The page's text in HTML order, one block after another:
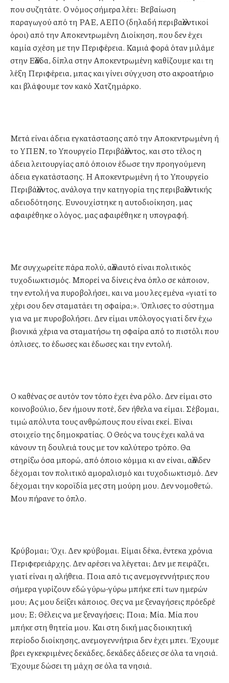
που συζητάτε. Ο νόμος σήμερα λέει: Βεβαίωση
παραγωγού από τη ΡΑΕ, ΑΕΠΟ (δηλαδή περιβαλλοντικοί
όροι) από την Αποκεντρωμένη Διοίκηση, που δεν έχει
καμία σχέση με την Περιφέρεια. Καμιά φορά όταν μιλάμε
στην Ελλάδα, δίπλα στην Αποκεντρωμένη καθίζουμε και τη
λέξη Περιφέρεια, μπας και γίνει σύγχυση στο ακροατήριο
και βλάψουμε τον κακό Χατζημάρκο.
Μετά είναι άδεια εγκατάστασης από την Αποκεντρωμένη ή
το ΥΠΕΝ, το Υπουργείο Περιβάλλοντος, και στο τέλος η
άδεια λειτουργίας από όποιον έδωσε την προηγούμενη
άδεια εγκατάστασης. Η Αποκεντρωμένη ή το Υπουργείο
Περιβάλλοντος, ανάλογα την κατηγορία της περιβαλλοντικής
αδειοδότησης. Ευνουχίστηκε η αυτοδιοίκηση, μας
αφαιρέθηκε ο λόγος, μας αφαιρέθηκε η υπογραφή.
Με συγχωρείτε πάρα πολύ, αλλά αυτό είναι πολιτικός
τυχοδιωκτισμός. Μπορεί να δίνεις ένα όπλο σε κάποιον,
την εντολή να πυροβολήσει, και να μου λες εμένα «γιατί το
χέρι σου δεν σταματάει τη σφαίρα;». Όπλισες το σύστημα
για να με πυροβολήσει. Δεν είμαι υπόλογος γιατί δεν έχω
βιονικά χέρια να σταματήσω τη σφαίρα από το πιστόλι που
όπλισες, το έδωσες και έδωσες και την εντολή.
Ο καθένας σε αυτόν τον τόπο έχει ένα ρόλο. Δεν είμαι στο
κοινοβούλιο, δεν ήμουν ποτέ, δεν ήθελα να είμαι. Σέβομαι,
τιμώ απόλυτα τους ανθρώπους που είναι εκεί. Είναι
στοιχείο της δημοκρατίας. Ο Θεός να τους έχει καλά να
κάνουν τη δουλειά τους με τον καλύτερο τρόπο. Θα
στηρίξω όσα μπορώ, από όποιο κόμμα κι αν είναι, αλλά δεν
δέχομαι τον πολιτικό αμοραλισμό και τυχοδιωκτισμό. Δεν
δέχομαι την κοροϊδία μες στη μούρη μου. Δεν νομοθετώ.
Μου πήρανε το όπλο.
Κρύβομαι; Όχι. Δεν κρύβομαι. Είμαι δέκα, έντεκα χρόνια
Περιφερειάρχης. Δεν αρέσει να λέγεται; Δεν με πειράζει,
γιατί είναι η αλήθεια. Ποια από τις ανεμογεννήτριες που
σήμερα γυρίζουν εδώ γύρω-γύρω μπήκε επί των ημερών
μου; Ας μου δείξει κάποιος. Θες να με ξεναγήσεις πρόεδρέ
μου; Ε; Θέλεις να με ξεναγήσεις; Ποια; Μία. Μία που
μπήκε στη θητεία μου. Και στη δική μας διοικητική
περίοδο διοίκησης, ανεμογεννήτρια δεν έχει μπει. Έχουμε
βρει εγκεκριμένες δεκάδες, δεκάδες άδειες σε όλα τα νησιά.
Έχουμε δώσει τη μάχη σε όλα τα νησιά.